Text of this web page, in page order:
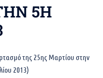
5Η
της 25ης Μαρτίου στην
2013)